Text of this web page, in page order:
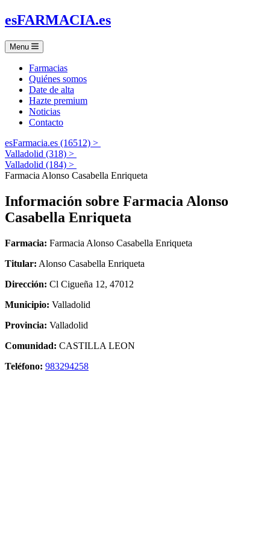
esFARMACIA.es
Menu
Farmacias
Quiénes somos
Date de alta
Hazte premium
Noticias
Contacto
esFarmacia.es (16512) >
Valladolid (318) >
Valladolid (184) >
Farmacia Alonso Casabella Enriqueta
Información sobre Farmacia Alonso
Casabella Enriqueta
Farmacia: Farmacia Alonso Casabella Enriqueta
Titular: Alonso Casabella Enriqueta
Dirección: Cl Cigueña 12, 47012
Municipio: Valladolid
Provincia: Valladolid
Comunidad: CASTILLA LEON
Teléfono: 983294258